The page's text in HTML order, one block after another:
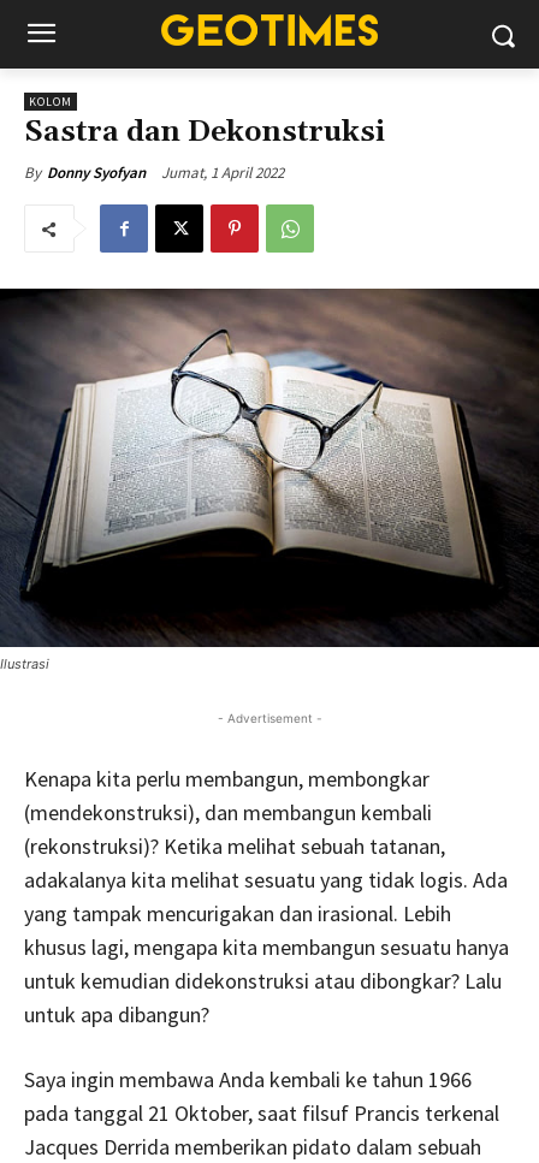
KOLOM
Sastra dan Dekonstruksi
By Donny Syofyan Jumat, 1 April 2022
Ilustrasi
- Advertisement -
Kenapa kita perlu membangun, membongkar
(mendekonstruksi), dan membangun kembali
(rekonstruksi)? Ketika melihat sebuah tatanan,
adakalanya kita melihat sesuatu yang tidak logis. Ada
yang tampak mencurigakan dan irasional. Lebih
khusus lagi, mengapa kita membangun sesuatu hanya
untuk kemudian didekonstruksi atau dibongkar? Lalu
untuk apa dibangun?
Saya ingin membawa Anda kembali ke tahun 1966
pada tanggal 21 Oktober, saat filsuf Prancis terkenal
Jacques Derrida memberikan pidato dalam sebuah